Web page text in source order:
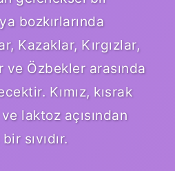
bozkırlarında
Kazaklar, Kırgızlar,
Özbekler arasında
Kımız, kısrak
laktoz açısından
sıvıdır.